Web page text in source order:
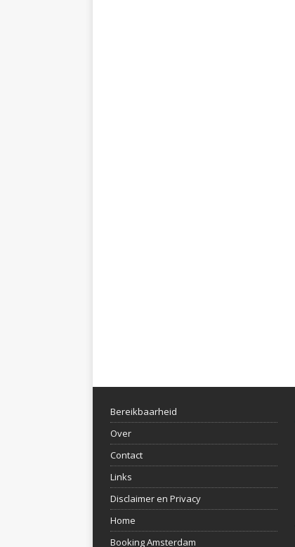
Bereikbaarheid
Over
Contact
Links
Disclaimer en Privacy
Home
Booking Amsterdam